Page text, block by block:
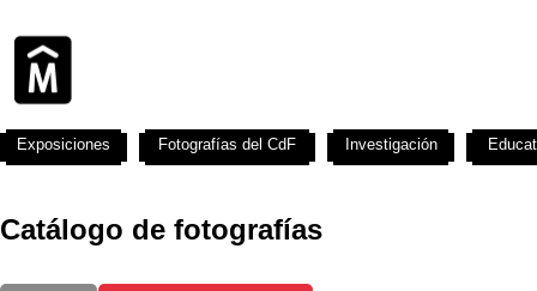
Catálogo de fotografías
Exposiciones Fotografías del CdF Investigación